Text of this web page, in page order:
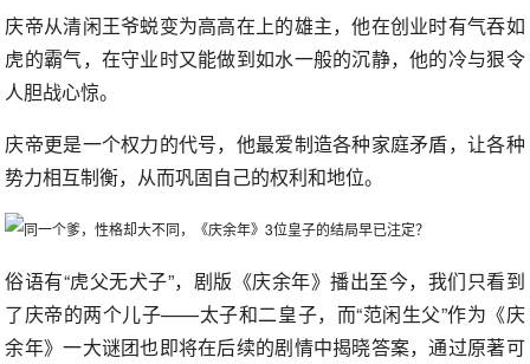
庆帝从清闲王爷蜕变为高高在上的雄主，他在创业时有气吞如
虎的霸气，在守业时又能做到如水一般的沉静，他的冷与狠令
人胆战心惊。
庆帝更是一个权力的代号，他最爱制造各种家庭矛盾，让各种
势力相互制衡，从而巩固自己的权利和地位。
俗语有“虎父无犬子”，剧版《庆余年》播出至今，我们只看到
了庆帝的两个儿子——太子和二皇子，而“范闲生父”作为《庆
余年》一大谜团也即将在后续的剧情中揭晓答案，通过原著可